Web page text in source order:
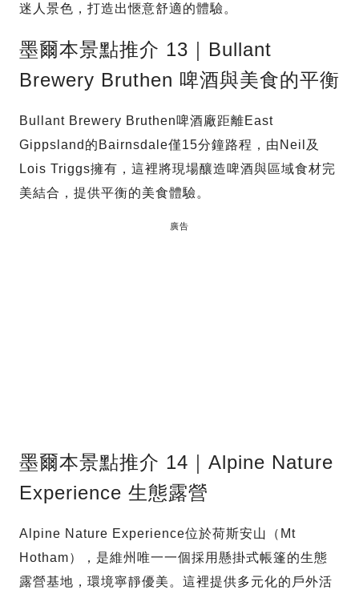
迷人景色，打造出愜意舒適的體驗。
墨爾本景點推介 13｜Bullant
Brewery Bruthen 啤酒與美食的平衡
Bullant Brewery Bruthen啤酒廠距離East
Gippsland的Bairnsdale僅15分鐘路程，由Neil及
Lois Triggs擁有，這裡將現場釀造啤酒與區域食材完
美結合，提供平衡的美食體驗。
廣告
墨爾本景點推介 14｜Alpine Nature
Experience 生態露營
Alpine Nature Experience位於荷斯安山（Mt
Hotham），是維州唯一一個採用懸掛式帳篷的生態
露營基地，環境寧靜優美。這裡提供多元化的戶外活